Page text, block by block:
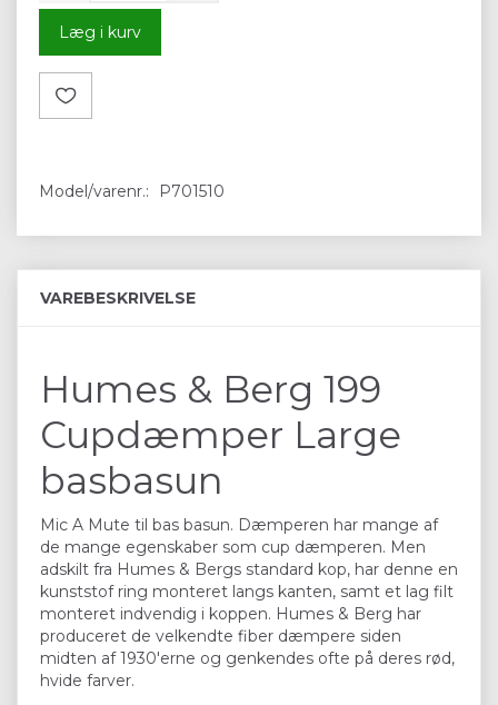
Læg i kurv
Model/varenr.: P701510
VAREBESKRIVELSE
Humes & Berg 199
Cupdæmper Large
basbasun
Mic A Mute til bas basun. Dæmperen har mange af
de mange egenskaber som cup dæmperen. Men
adskilt fra Humes & Bergs standard kop, har denne en
kunststof ring monteret langs kanten, samt et lag filt
monteret indvendig i koppen. Humes & Berg har
produceret de velkendte fiber dæmpere siden
midten af 1930'erne og genkendes ofte på deres rød,
hvide farver.